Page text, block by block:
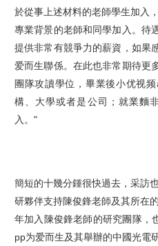
於從事上述材料的老師學生加入
專業背景的老師和同學加入。待
提供非常有競爭力的薪資，如果
爱而生聯係。在此也非常期待更
團隊攻讀學位，畢業後小优视
構、大學或者是公司；就業麵
入。"
簡短的十幾分鍾很快過去，采訪
研夥伴支持陳俊鋒老師及其所在
年加入陳俊鋒老師的研究團隊，
pp为爱而生及其舉辦的中國光電